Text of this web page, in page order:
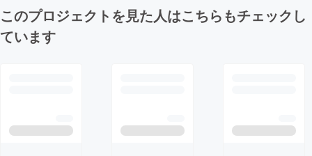
このプロジェクトを見た人はこちらもチェックし
ています